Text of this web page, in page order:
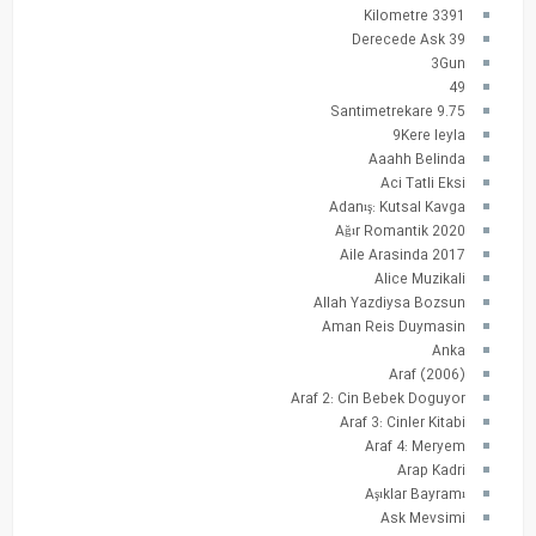
3391 Kilometre
39 Derecede Ask
3Gun
49
9.75 Santimetrekare
9Kere leyla
Aaahh Belinda
Aci Tatli Eksi
Adanış: Kutsal Kavga
Ağır Romantik 2020
Aile Arasinda 2017
Alice Muzikali
Allah Yazdiysa Bozsun
Aman Reis Duymasin
Anka
Araf (2006)
Araf 2: Cin Bebek Doguyor
Araf 3: Cinler Kitabi
Araf 4: Meryem
Arap Kadri
Aşıklar Bayramı
Ask Mevsimi